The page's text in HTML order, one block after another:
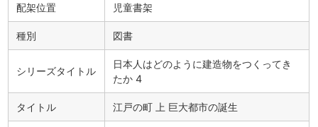
配架位置 児童書架
種別 図書
シリーズタイトル
日本人はどのように建造物をつくってき
たか 4
タイトル 江戸の町 上 巨大都市の誕生